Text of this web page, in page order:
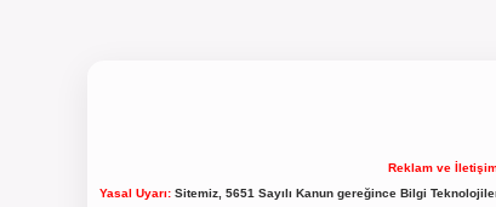
Reklam ve
Yasal Uyarı:Sitemiz, 5651 Sayılı Kanun gereğince Bilgi